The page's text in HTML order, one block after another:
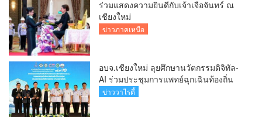
ร่วมแสดงความยินดีกับเจ้าเจือจันทร์ ณ
เชียงใหม่
ข่าวภาคเหนือ
อบจ.เชียงใหม่ ลุยศึกษานวัตกรรมดิจิทัล-
AI ร่วมประชุมการแพทย์ฉุกเฉินท้องถิ่น
ระดับชาติ ครั้งที่ 10 ยกระดับศูนย์
ข่าววาไรตี้